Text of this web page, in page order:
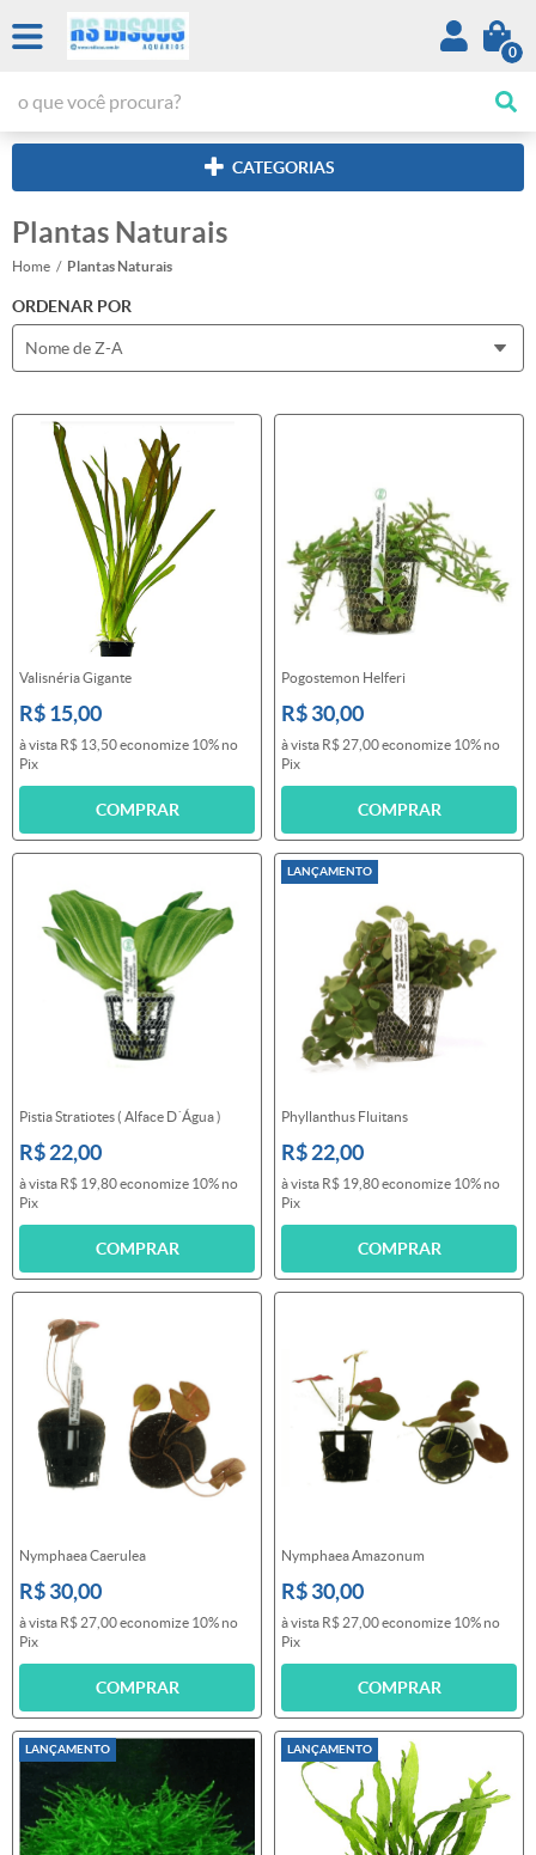
0
CATEGORIAS
Plantas Naturais
Home Plantas Naturais
ORDENAR POR
Nome de Z-A
Valisnéria Gigante
R$ 15,00
à vista R$ 13,50economize 10% no
Pix
COMPRAR
Pogostemon Helferi
R$ 30,00
à vista R$ 27,00economize 10% no
Pix
COMPRAR
Pistia Stratiotes ( Alface D´Água )
R$ 22,00
à vista R$ 19,80economize 10% no
Pix
COMPRAR
LANÇAMENTO
Phyllanthus Fluitans
R$ 22,00
à vista R$ 19,80economize 10% no
Pix
COMPRAR
Nymphaea Caerulea
R$ 30,00
à vista R$ 27,00economize 10% no
Pix
COMPRAR
Nymphaea Amazonum
R$ 30,00
à vista R$ 27,00economize 10% no
Pix
COMPRAR
LANÇAMENTO LANÇAMENTO